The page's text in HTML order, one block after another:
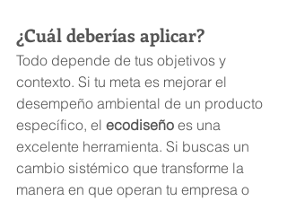
¿Cuál deberías aplicar?
Todo depende de tus objetivos y
contexto. Si tu meta es mejorar el
desempeño ambiental de un producto
específico, el ecodiseño es una
excelente herramienta. Si buscas un
cambio sistémico que transforme la
manera en que operan tu empresa o